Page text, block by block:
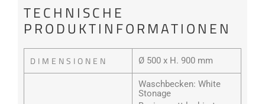
TECHNISCHE
PRODUKTINFORMATIONEN
DIMENSIONEN Ø 500 x H. 900 mm
Waschbecken: White
Stonage